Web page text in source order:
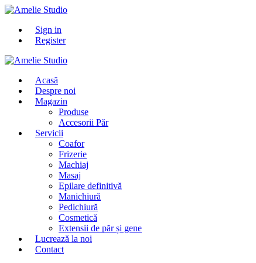
Sign in
Register
Acasă
Despre noi
Magazin
Produse
Accesorii Păr
Servicii
Coafor
Frizerie
Machiaj
Masaj
Epilare definitivă
Manichiură
Pedichiură
Cosmetică
Extensii de păr și gene
Lucrează la noi
Contact